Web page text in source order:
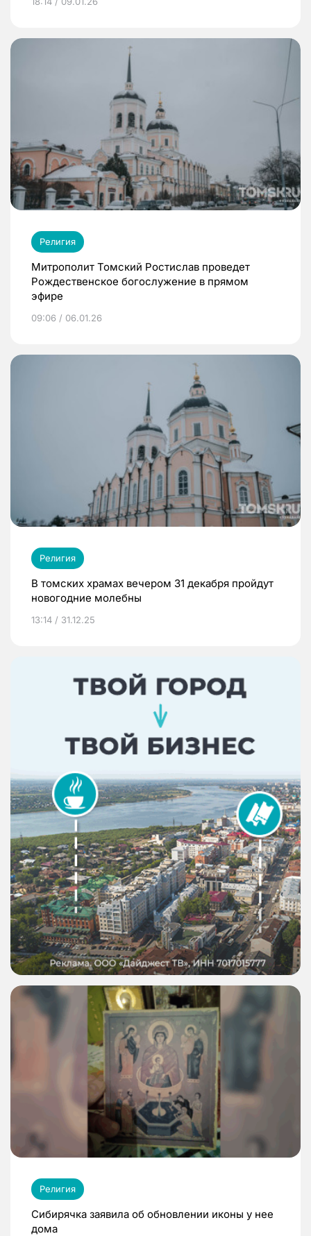
Религия
Митрополит Томский Ростислав проведет
Рождественское богослужение в прямом
эфире
09:06 / 06.01.26
Религия
В томских храмах вечером 31 декабря пройдут
новогодние молебны
13:14 / 31.12.25
Религия
Сибирячка заявила об обновлении иконы у нее
дома